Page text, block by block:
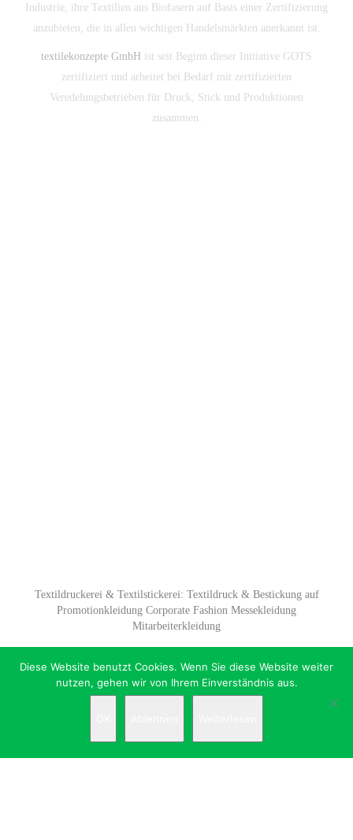
Industrie, ihre Textilien aus Biofasern auf Basis einer Zertifizierung
anzubieten, die in allen wichtigen Handelsmärkten anerkannt ist.
textilekonzepte GmbH ist seit Beginn dieser Initiative GOTS
zertifiziert und arbeitet bei Bedarf mit zertifizierten
Veredelungsbetrieben für Druck, Stick und Produktionen
zusammen.
Textildruckerei & Textilstickerei: Textildruck & Bestickung auf
Promotionkleidung Corporate Fashion Messekleidung
Mitarbeiterkleidung
Diese Website benutzt Cookies. Wenn Sie diese Website weiter
nutzen, gehen wir von Ihrem Einverständnis aus.